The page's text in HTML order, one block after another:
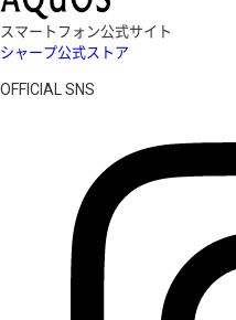
スマートフォン公式サイト
シャープ公式ストア
OFFICIAL SNS